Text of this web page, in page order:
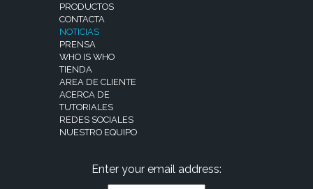
PRODUCTOS
CONTACTA
NOTICIAS
PRENSA
WHO IS WHO
TIENDA
AREA DE CLIENTE
ACERCA DE
TUTORIALES
REDES SOCIALES
NUESTRO EQUIPO
Enter your email address: